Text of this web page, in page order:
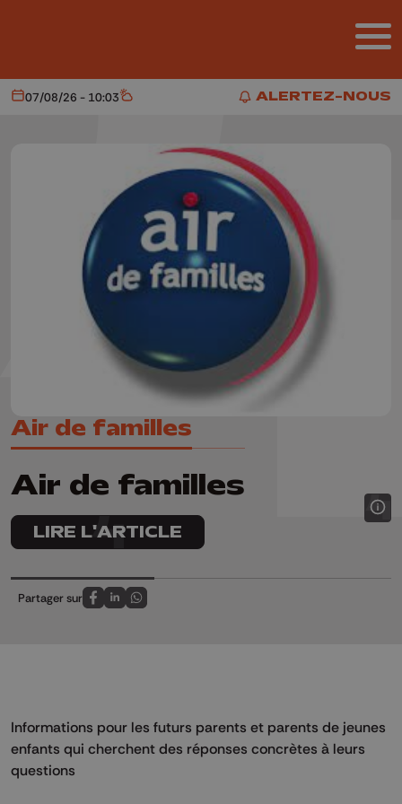
ALERTEZ-NOUS
ALERTEZ-NOUS
Aujourd'hui
07/08/26 - 10:03 Météo
Air de familles
Air de familles
LIRE L'ARTICLE
Partager sur
Partagez sur FaceBook
Partagez sur LinkedIn
Partagez sur Whatsapp
Informations pour les futurs parents et parents de jeunes
enfants qui cherchent des réponses concrètes à leurs
questions